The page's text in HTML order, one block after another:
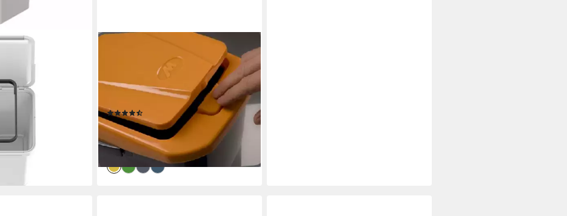
Mülltrennsystem Eco Bin Mülleimer
Mülltrenner Abfalleimer
Müllsortierer, mit praktischem
ab 21,95 € UVP29,95 €
-27%
lieferbar - in 3-4 Werktagen bei dir